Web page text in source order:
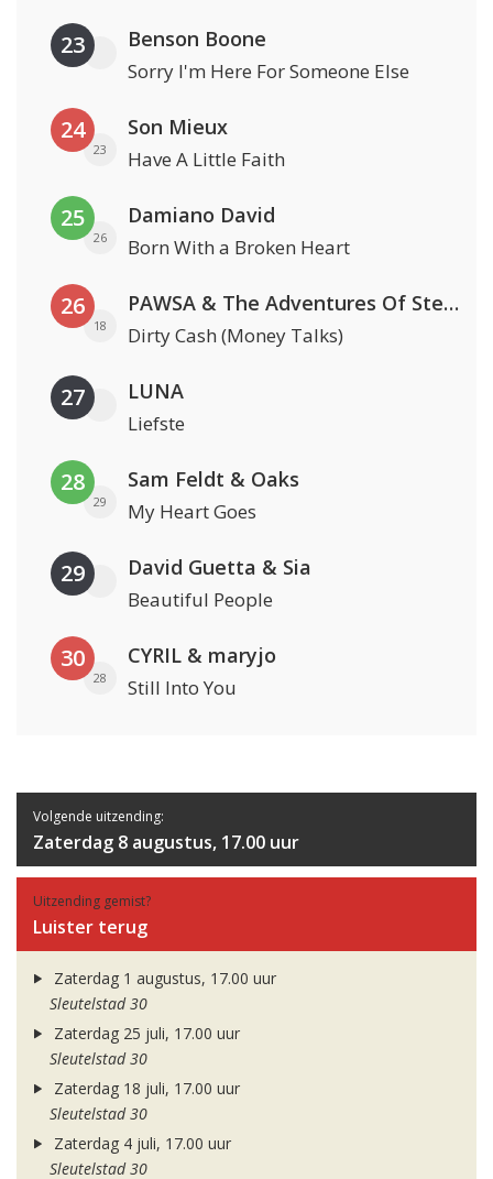
23 Benson Boone
Sorry I'm Here For Someone Else
24
23
Son Mieux
Have A Little Faith
25
26
Damiano David
Born With a Broken Heart
26
18
PAWSA & The Adventures Of Stevie V
Dirty Cash (Money Talks)
27 LUNA
Liefste
28
29
Sam Feldt & Oaks
My Heart Goes
29 David Guetta & Sia
Beautiful People
30
28
CYRIL & maryjo
Still Into You
Volgende uitzending:
Zaterdag 8 augustus, 17.00 uur
Uitzending gemist?
Luister terug
Zaterdag 1 augustus, 17.00 uur
Sleutelstad 30
Zaterdag 25 juli, 17.00 uur
Sleutelstad 30
Zaterdag 18 juli, 17.00 uur
Sleutelstad 30
Zaterdag 4 juli, 17.00 uur
Sleutelstad 30